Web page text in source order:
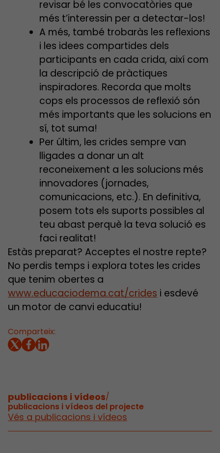
Comparteix:
revisar bé les convocatòries que
més t’interessin per a detectar-los!
A més, també trobaràs les reflexions
i les idees compartides dels
participants en cada crida, així com
la descripció de pràctiques
inspiradores. Recorda que molts
cops els processos de reflexió són
més importants que les solucions en
sí, tot suma!
Per últim, les crides sempre van
lligades a donar un alt
reconeixement a les solucions més
innovadores (jornades,
comunicacions, etc.). En definitiva,
posem tots els suports possibles al
teu abast perquè la teva solució es
faci realitat!
Estàs preparat? Acceptes el nostre repte?
No perdis temps i explora totes les crides
que tenim obertes a
www.educaciodema.cat/crides i esdevé
un motor de canvi educatiu!
publicacions i vídeos/
publicacions i vídeos del projecte
Vés a publicacions i vídeos